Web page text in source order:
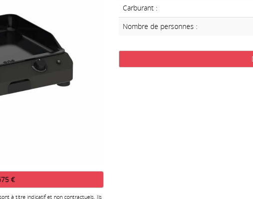
€
à titre indicatif et non contractuels. Ils
Carburant :
Nombre de personnes :